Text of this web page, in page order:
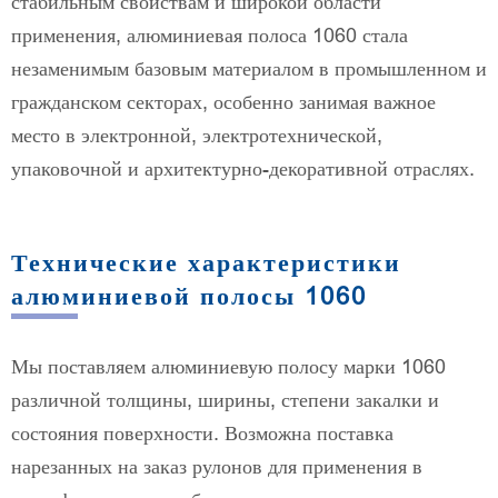
применения, алюминиевая полоса 1060 стала
незаменимым базовым материалом в промышленном и
гражданском секторах, особенно занимая важное
место в электронной, электротехнической,
упаковочной и архитектурно-декоративной отраслях.
Технические характеристики
алюминиевой полосы 1060
Мы поставляем алюминиевую полосу марки 1060
различной толщины, ширины, степени закалки и
состояния поверхности. Возможна поставка
нарезанных на заказ рулонов для применения в